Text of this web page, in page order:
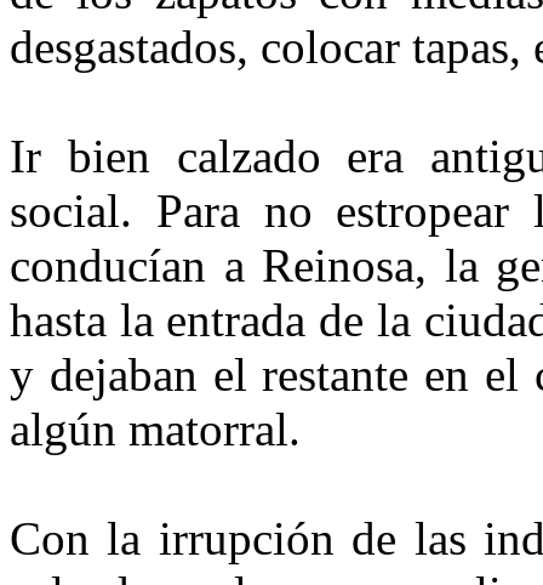
desgastados, colocar tapas,
Ir bien calzado era
social. Para no
conducían a Reinosa, la
hasta la entrada de la
y dejaban el restante en el
al­gún matorral.
Con la irrupción de las